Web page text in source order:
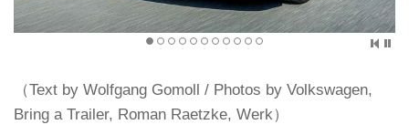
（Text by Wolfgang Gomoll / Photos by Volkswagen,
Bring a Trailer, Roman Raetzke, Werk）